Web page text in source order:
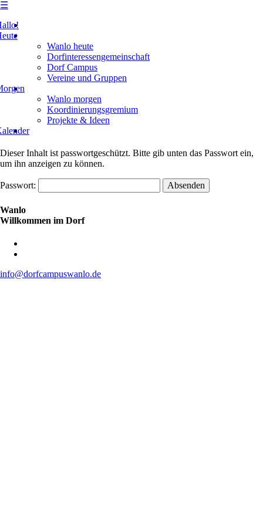
☰
Skip
to
Wanlo heute
Dorfinteressengemeinschaft
Dorf Campus
Vereine und Gruppen
Wanlo morgen
Koordinierungsgremium
Projekte & Ideen
Dieser Inhalt ist passwortgeschützt. Bitte gib unten das Passwort ein,
um ihn anzeigen zu können.
Passwort:
Wanlo
Willkommen im Dorf
Skip
info@dorfcampuswanlo.de